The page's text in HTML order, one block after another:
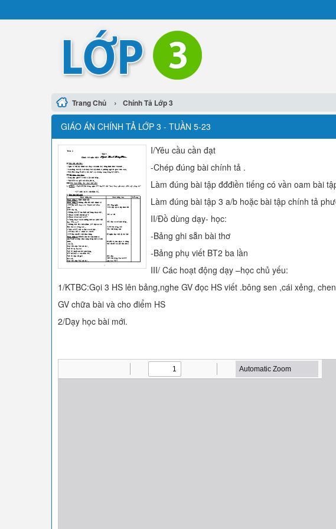
Trang Chủ › Chính Tả Lớp 3
GIÁO ÁN CHÍNH TẢ LỚP 3 - TUẦN 5-23
I/Yêu cầu cần đạt
-Chép đúng bài chính tả .
Làm đúng bài tập đđđiền tiếng có vần oam bài
Làm đúng bài tập 3 a/b hoặc bài tập chính tả
II/Đồ dùng dạy- học:
-Bảng ghi sẵn bài thơ
-Bảng phụ viết BT2 ba lần
III/ Các hoạt động dạy –học chủ yếu:
1/KTBC:Gọi 3 HS lên bảng,nghe GV đọc HS viết .bông sen ,cái xẻng,
GV chữa bài và cho điểm HS
2/Dạy học bài mới.